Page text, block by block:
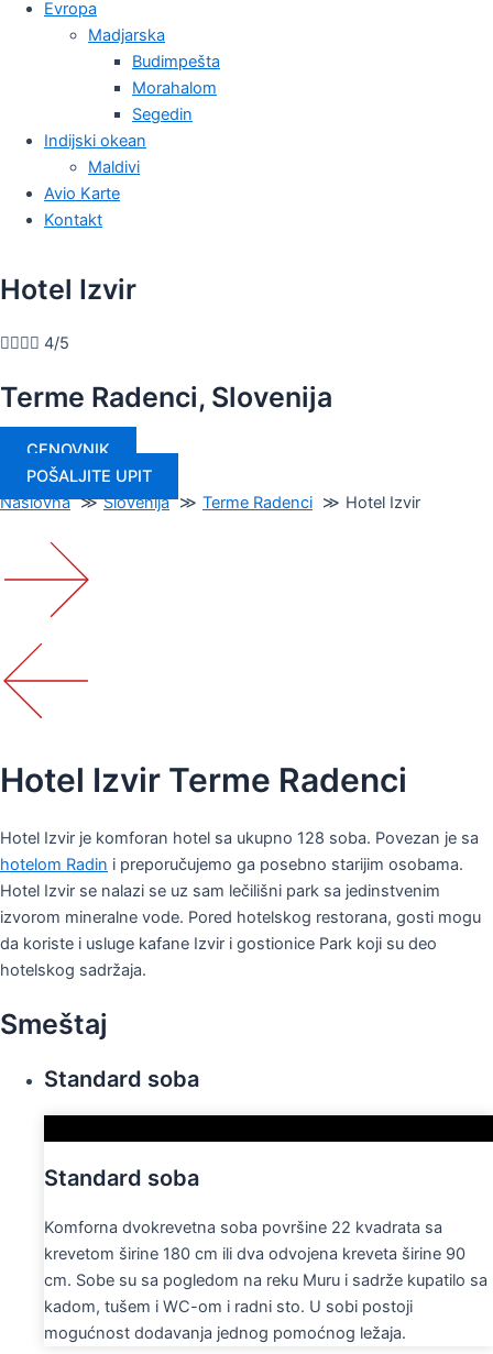
Evropa
Madjarska
Budimpešta
Morahalom
Segedin
Indijski okean
Maldivi
Avio Karte
Kontakt
Hotel Izvir
 4/5
Terme Radenci, Slovenija
CENOVNIK
POŠALJITE UPIT
Naslovna
Slovenija Terme Radenci Hotel Izvir
Hotel Izvir Terme Radenci
Hotel Izvir je komforan hotel sa ukupno 128 soba. Povezan je sa
hotelom Radin i preporučujemo ga posebno starijim osobama.
Hotel Izvir se nalazi se uz sam lečilišni park sa jedinstvenim
izvorom mineralne vode. Pored hotelskog restorana, gosti mogu
da koriste i usluge kafane Izvir i gostionice Park koji su deo
hotelskog sadržaja.
Smeštaj
Standard soba
Standard soba
Komforna dvokrevetna soba površine 22 kvadrata sa
krevetom širine 180 cm ili dva odvojena kreveta širine 90
cm. Sobe su sa pogledom na reku Muru i sadrže kupatilo sa
kadom, tušem i WC-om i radni sto. U sobi postoji
mogućnost dodavanja jednog pomoćnog ležaja.